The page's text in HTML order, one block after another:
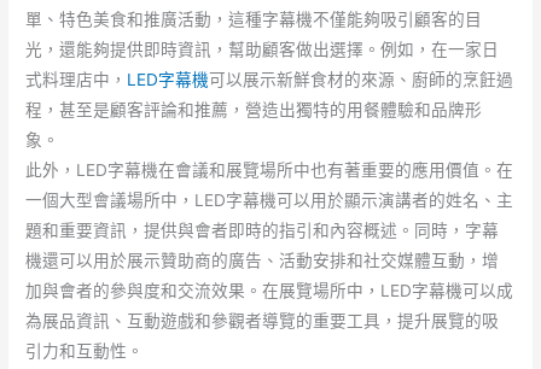
單、特色美食和推廣活動，這種字幕機不僅能夠吸引顧客的目
光，還能夠提供即時資訊，幫助顧客做出選擇。例如，在一家日
式料理店中， LED字幕機可以展示新鮮食材的來源、廚師的烹飪過
程，甚至是顧客評論和推薦，營造出獨特的用餐體驗和品牌形
象。
此外，LED字幕機在會議和展覽場所中也有著重要的應用價值。在
一個大型會議場所中，LED字幕機可以用於顯示演講者的姓名、主
題和重要資訊，提供與會者即時的指引和內容概述。同時，字幕
機還可以用於展示贊助商的廣告、活動安排和社交媒體互動，增
加與會者的參與度和交流效果。在展覽場所中，LED字幕機可以成
為展品資訊、互動遊戲和參觀者導覽的重要工具，提升展覽的吸
引力和互動性。